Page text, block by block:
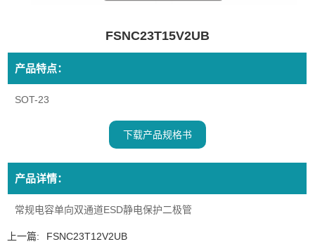
FSNC23T15V2UB
产品特点：
SOT-23
下载产品规格书
产品详情：
常规电容单向双通道ESD静电保护二极管
上一篇:
FSNC23T12V2UB